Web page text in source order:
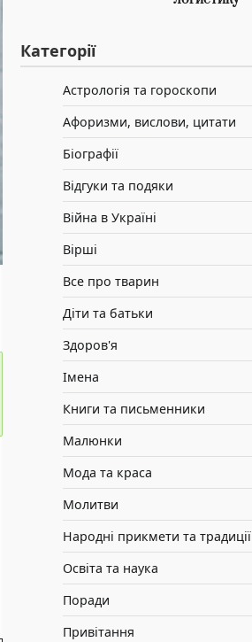
Категорії
Астрологія та гороскопи
Афоризми, вислови, цитати
Біографії
Відгуки та подяки
Війна в Україні
Вірші
Все про тварин
Діти та батьки
Здоров'я
Імена
Книги та письменники
Малюнки
Мода та краса
Молитви
Народні прикмети та традиції
Освіта та наука
Поради
Привітання